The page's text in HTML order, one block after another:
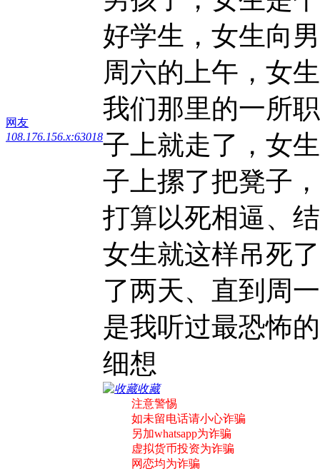
网友
108.176.156.x:63018
好学生，女生向
周六的上午，女
我们那里的一所
子上就走了，女
子上摞了把凳子
打算以死相逼、
女生就这样吊死
了两天、直到周
是我听过最恐怖
细想
收藏
注意警惕
如未留电话请小心诈骗
另加whatsapp为诈骗
虚拟货币投资为诈骗
网恋均为诈骗